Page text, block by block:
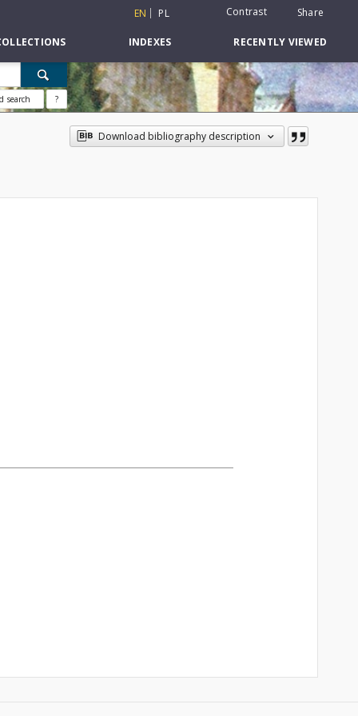
EN PL Contrast Share
INDEXES RECENTLY VIEWED
search ?
Download bibliography description